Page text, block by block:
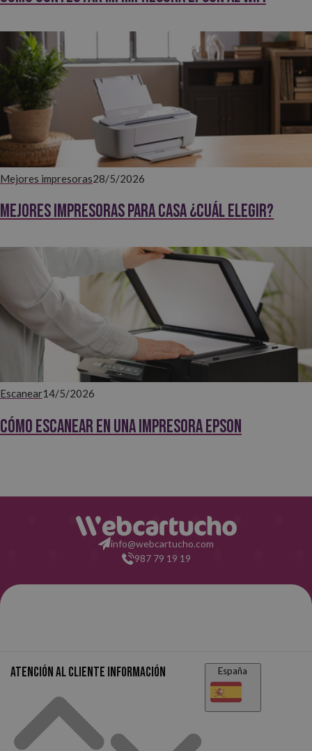
Mejores impresoras28/5/2026
Mejores impresoras para casa ¿Cuál elegir?
Escanear14/5/2026
Cómo escanear en una impresora Epson
info@webcartucho.com
987 79 19 19
Atención al cliente Información España